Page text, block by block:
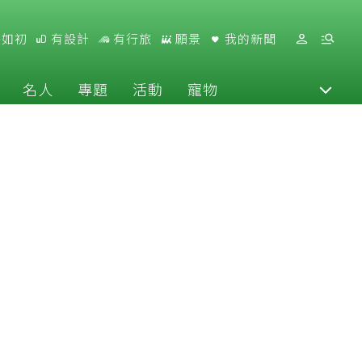
初 有設計 有行旅 願景 我的新聞
名人 專題 活動 寵物